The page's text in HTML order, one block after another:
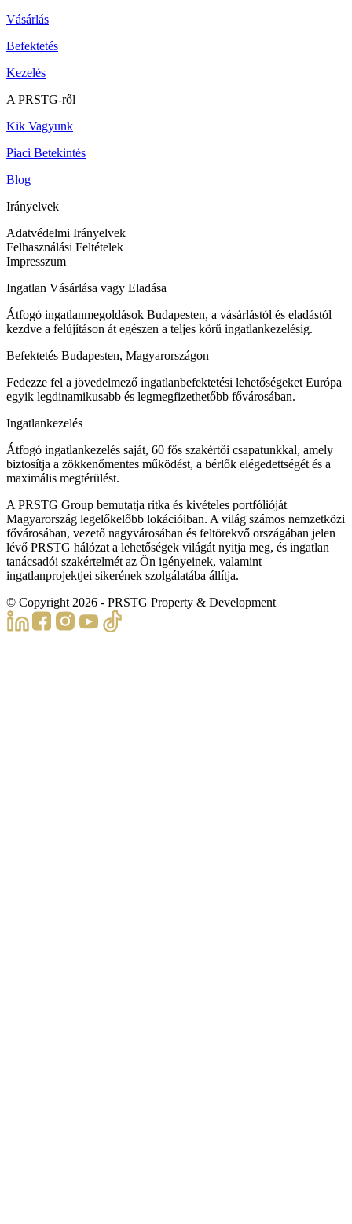
Vásárlás
Befektetés
Kezelés
A PRSTG-ről
Kik Vagyunk
Piaci Betekintés
Blog
Irányelvek
Adatvédelmi Irányelvek
Felhasználási Feltételek
Impresszum
Ingatlan Vásárlása vagy Eladása
Átfogó ingatlanmegoldások Budapesten, a vásárlástól és eladástól
kezdve a felújításon át egészen a teljes körű ingatlankezelésig.
Befektetés Budapesten, Magyarországon
Fedezze fel a jövedelmező ingatlanbefektetési lehetőségeket Európa
egyik legdinamikusabb és legmegfizethetőbb fővárosában.
Ingatlankezelés
Átfogó ingatlankezelés saját, 60 fős szakértői csapatunkkal, amely
biztosítja a zökkenőmentes működést, a bérlők elégedettségét és a
maximális megtérülést.
A PRSTG Group bemutatja ritka és kivételes portfólióját
Magyarország legelőkelőbb lokációiban. A világ számos nemzetközi
fővárosában, vezető nagyvárosában és feltörekvő országában jelen
lévő PRSTG hálózat a lehetőségek világát nyitja meg, és ingatlan
tanácsadói szakértelmét az Ön igényeinek, valamint
ingatlanprojektjei sikerének szolgálatába állítja.
© Copyright 2026 - PRSTG Property & Development